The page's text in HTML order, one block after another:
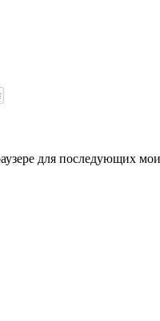
для последующих